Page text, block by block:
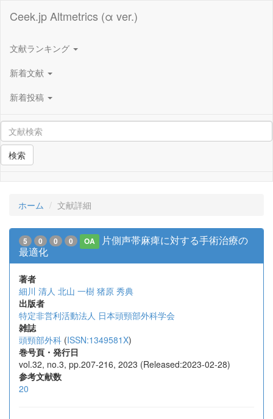
Ceek.jp Altmetrics (α ver.)
文献ランキング
新着文献
新着投稿
検索
ホーム 文献詳細
5 0 0 0 OA
片側声帯麻痺に対する手術治療の
最適化
著者
細川 清人 北山 一樹 猪原 秀典
出版者
特定非営利活動法人 日本頭頸部外科学会
雑誌
頭頸部外科 (ISSN:1349581X)
巻号頁・発行日
vol.32, no.3, pp.207-216, 2023 (Released:2023-02-28)
参考文献数
20